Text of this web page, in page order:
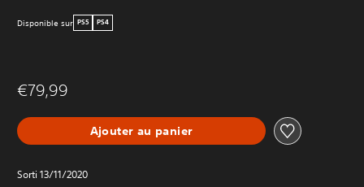
Disponible sur PS5 PS4
€79,99
Ajouter au panier
Sorti 13/11/2020